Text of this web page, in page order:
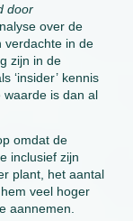
door
over de
verdachte in de
zijn in de
‘insider’ kennis
is dan al
omdat de
inclusief zijn
plant, het aantal
veel hoger
aannemen.